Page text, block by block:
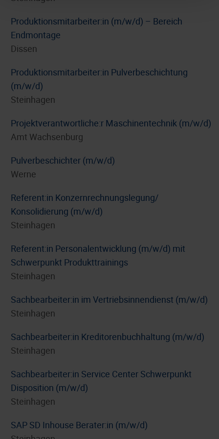
Produktionsmitarbeiter:in (m/w/d) – Bereich
Endmontage
Dissen
Produktionsmitarbeiter:in Pulverbeschichtung
(m/w/d)
Steinhagen
Projektverantwortliche:r Maschinentechnik (m/w/d)
Amt Wachsenburg
Pulverbeschichter (m/w/d)
Werne
Referent:in Konzernrechnungslegung/
Konsolidierung (m/w/d)
Steinhagen
Referent:in Personalentwicklung (m/w/d) mit
Schwerpunkt Produkttrainings
Steinhagen
Sachbearbeiter:in im Vertriebsinnendienst (m/w/d)
Steinhagen
Sachbearbeiter:in Kreditorenbuchhaltung (m/w/d)
Steinhagen
Sachbearbeiter:in Service Center Schwerpunkt
Disposition (m/w/d)
Steinhagen
SAP SD Inhouse Berater:in (m/w/d)